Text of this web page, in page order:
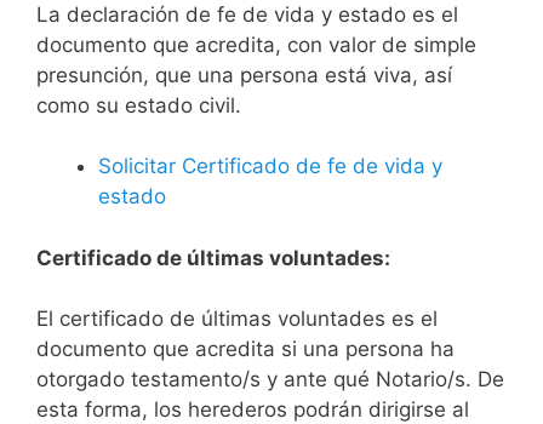
La declaración de fe de vida y estado es el
documento que acredita, con valor de simple
presunción, que una persona está viva, así
como su estado civil.
Solicitar Certificado de fe de vida y
estado
Certificado de últimas voluntades:
El certificado de últimas voluntades es el
documento que acredita si una persona ha
otorgado testamento/s y ante qué Notario/s. De
esta forma, los herederos podrán dirigirse al